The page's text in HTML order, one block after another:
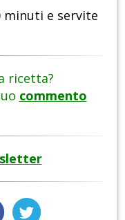
minuti e servite
ricetta?
commento